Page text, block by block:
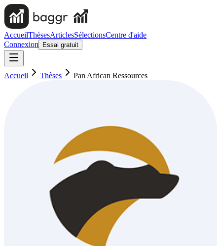
AccueilThèsesArticlesSélectionsCentre d'aide
Connexion
Essai gratuit
Accueil Thèses Pan African Ressources